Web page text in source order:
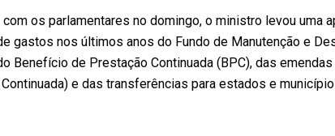
com os parlamentares no domingo, o ministro levou uma
gastos nos últimos anos do Fundo de Manutenção e
Benefício de Prestação Continuada (BPC), das
e das transferências para estados e